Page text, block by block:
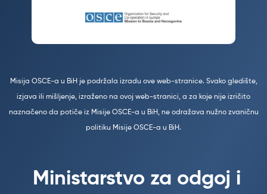
Misija OSCE-a u BiH je podržala izradu ove web-stranice. Svako gledište,
izjava ili mišljenje, izraženo na ovoj web-stranici, a za koje nije izričito
naznačeno da potiče iz Misije OSCE-a u BiH, ne odražava nužno zvaničnu
politiku Misije OSCE-a u BiH.
Ministarstvo za odgoj i